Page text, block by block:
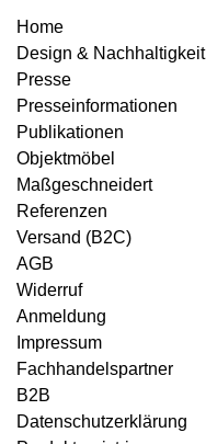
Home
Design & Nachhaltigkeit
Presse
Presseinformationen
Publikationen
Objektmöbel
Maßgeschneidert
Referenzen
Versand (B2C)
AGB
Widerruf
Anmeldung
Impressum
Fachhandelspartner
B2B
Datenschutzerklärung